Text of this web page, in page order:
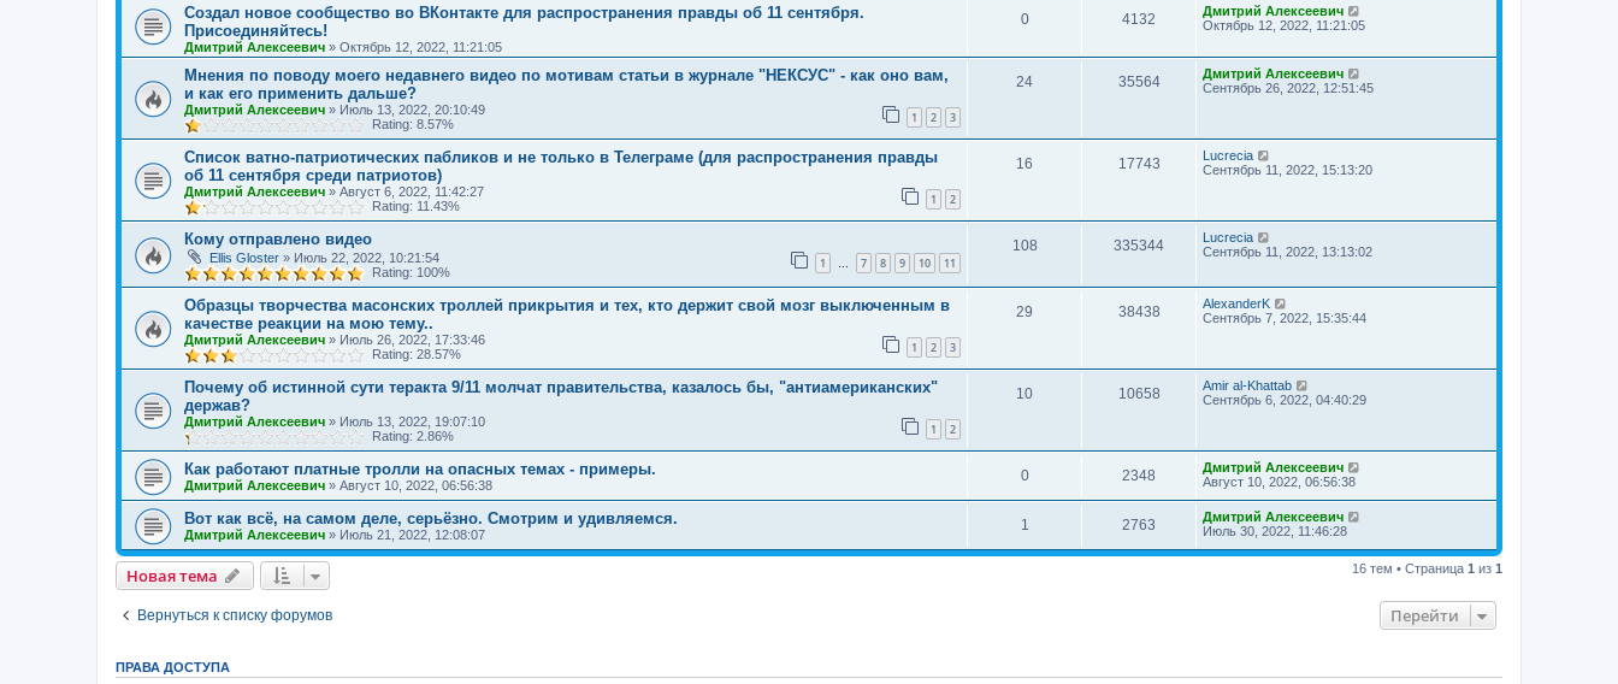
Создал новое сообщество во ВКонтакте для распространения правды об 11 сентября.
Присоединяйтесь!
Дмитрий Алексеевич » Октябрь 12, 2022, 11:21:05
0 4132
Дмитрий Алексеевич
Октябрь 12, 2022, 11:21:05
Мнения по поводу моего недавнего видео по мотивам статьи в журнале "НЕКСУС" - как оно вам,
и как его применить дальше?
Дмитрий Алексеевич » Июль 13, 2022, 20:10:49 1 2 3
Rating: 8.57%
24 35564
Дмитрий Алексеевич
Сентябрь 26, 2022, 12:51:45
Список ватно-патриотических пабликов и не только в Телеграме (для распространения правды
об 11 сентября среди патриотов)
Дмитрий Алексеевич » Август 6, 2022, 11:42:27 1 2
Rating: 11.43%
16 17743
Lucrecia
Сентябрь 11, 2022, 15:13:20
Кому отправлено видео
Ellis Gloster » Июль 22, 2022, 10:21:54 1 … 7 8 9 10 11
Rating: 100%
108 335344
Lucrecia
Сентябрь 11, 2022, 13:13:02
Образцы творчества масонских троллей прикрытия и тех, кто держит свой мозг выключенным в
качестве реакции на мою тему..
Дмитрий Алексеевич » Июль 26, 2022, 17:33:46 1 2 3
Rating: 28.57%
29 38438
AlexanderK
Сентябрь 7, 2022, 15:35:44
Почему об истинной сути теракта 9/11 молчат правительства, казалось бы, "антиамериканских"
держав?
Дмитрий Алексеевич » Июль 13, 2022, 19:07:10 1 2
Rating: 2.86%
10 10658
Amir al-Khattab
Сентябрь 6, 2022, 04:40:29
Как работают платные тролли на опасных темах - примеры.
Дмитрий Алексеевич » Август 10, 2022, 06:56:38
0 2348
Дмитрий Алексеевич
Август 10, 2022, 06:56:38
Вот как всё, на самом деле, серьёзно. Смотрим и удивляемся.
Дмитрий Алексеевич » Июль 21, 2022, 12:08:07
1 2763
Дмитрий Алексеевич
Июль 30, 2022, 11:46:28
Новая тема 16 тем • Страница 1 из 1
Вернуться к списку форумов Перейти
ПРАВА ДОСТУПА